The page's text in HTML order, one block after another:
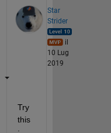
Star
Strider
il
10 Lug
2019
Try
this